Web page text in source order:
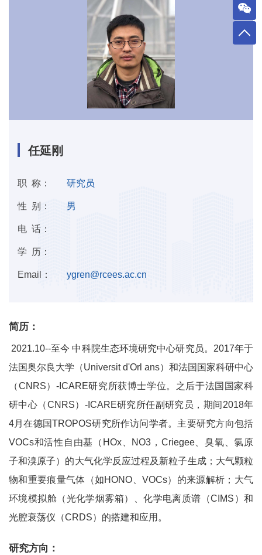
任延刚
职 称： 研究员
性 别： 男
电 话：
学 历：
Email： ygren@rcees.ac.cn
简历：
2021.10--至今 中科院生态环境研究中心研究员。2017年于
法国奥尔良大学（Universit d'Orl ans）和法国国家科研中心
（CNRS）-ICARE研究所获博士学位。之后于法国国家科
研中心（CNRS）-ICARE研究所任副研究员，期间2018年
4月在德国TROPOS研究所作访问学者。主要研究方向包括
VOCs和活性自由基（HOx、NO3，Criegee、臭氧、氯原
子和溴原子）的大气化学反应过程及新粒子生成；大气颗粒
物和重要痕量气体（如HONO、VOCs）的来源解析；大气
环境模拟舱（光化学烟雾箱）、化学电离质谱（CIMS）和
光腔衰荡仪（CRDS）的搭建和应用。
研究方向：